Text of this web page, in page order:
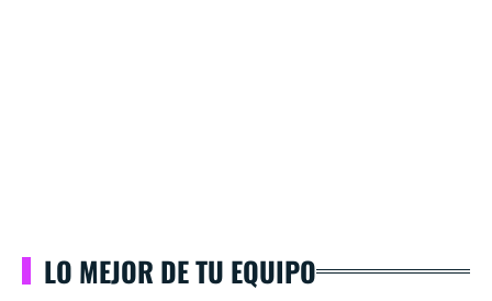
LO MEJOR DE TU EQUIPO